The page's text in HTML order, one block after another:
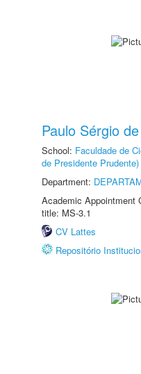
Paulo Sérgio
School: Faculdade de
de Presidente Prudente)
Department:
Academic Appointment
title: MS-3.1
CV Lattes
Repositório